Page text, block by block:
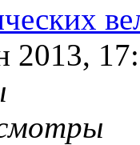
2013,